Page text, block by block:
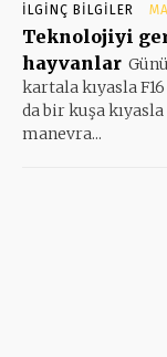
İLGINÇ BILGILER
Teknolojiyi
hayvanlar
kartala kıyasla
da bir kuşa
manevra...